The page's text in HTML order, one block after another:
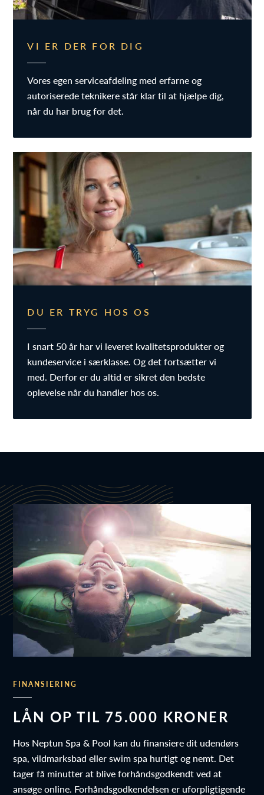
VI ER DER FOR DIG
Vores egen serviceafdeling med erfarne og
autoriserede teknikere står klar til at hjælpe dig,
når du har brug for det.
DU ER TRYG HOS OS
I snart 50 år har vi leveret kvalitetsprodukter og
kundeservice i særklasse. Og det fortsætter vi
med. Derfor er du altid er sikret den bedste
oplevelse når du handler hos os.
FINANSIERING
LÅN OP TIL 75.000 KRONER
Hos Neptun Spa & Pool kan du finansiere dit udendørs
spa, vildmarksbad eller swim spa hurtigt og nemt. Det
tager få minutter at blive forhåndsgodkendt ved at
ansøge online. Forhåndsgodkendelsen er uforpligtigende